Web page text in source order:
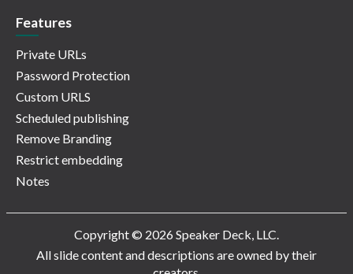
Features
Private URLs
Password Protection
Custom URLS
Scheduled publishing
Remove Branding
Restrict embedding
Notes
Copyright © 2026 Speaker Deck, LLC.
All slide content and descriptions are owned by their